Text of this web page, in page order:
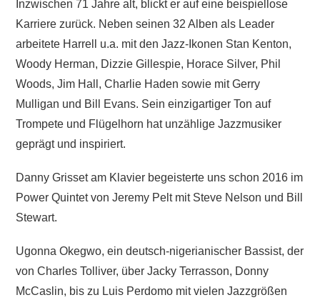
Inzwischen 71 Jahre alt, blickt er auf eine beispiellose
Karriere zurück. Neben seinen 32 Alben als Leader
arbeitete Harrell u.a. mit den Jazz-Ikonen Stan Kenton,
Woody Herman, Dizzie Gillespie, Horace Silver, Phil
Woods, Jim Hall, Charlie Haden sowie mit Gerry
Mulligan und Bill Evans. Sein einzigartiger Ton auf
Trompete und Flügelhorn hat unzählige Jazzmusiker
geprägt und inspiriert.
Danny Grisset am Klavier begeisterte uns schon 2016 im
Power Quintet von Jeremy Pelt mit Steve Nelson und Bill
Stewart.
Ugonna Okegwo, ein deutsch-nigerianischer Bassist, der
von Charles Tolliver, über Jacky Terrasson, Donny
McCaslin, bis zu Luis Perdomo mit vielen Jazzgrößen